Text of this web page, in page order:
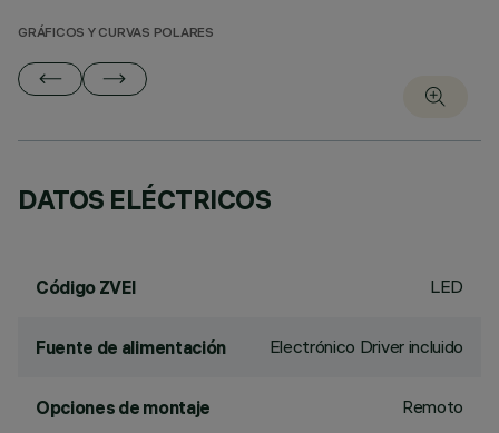
GRÁFICOS Y CURVAS POLARES
DATOS ELÉCTRICOS
Código ZVEI LED
Fuente de alimentación Electrónico Driver incluido
Opciones de montaje Remoto